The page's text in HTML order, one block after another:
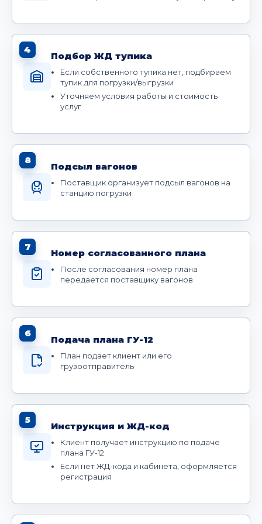
4
Подбор ЖД тупика
Если собственного тупика нет, подбираем
тупик для погрузки/выгрузки
Уточняем условия работы и стоимость
услуг
8
Подсыл вагонов
Поставщик организует подсыл вагонов на
станцию погрузки
7
Номер согласованного плана
После согласования номер плана
передается поставщику вагонов
6
Подача плана ГУ-12
План подает клиент или его
грузоотправитель
5
Инструкция и ЖД-код
Клиент получает инструкцию по подаче
плана ГУ-12
Если нет ЖД-кода и кабинета, оформляется
регистрация